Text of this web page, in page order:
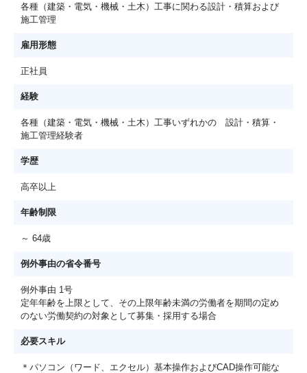
各種（建築・電気・機械・土木）工事に関わる設計・積算および
施工管理
雇用形態
正社員
経験
各種（建築・電気・機械・土木）工事いずれかの 設計・積算・
施工管理経験者
学歴
高卒以上
年齢制限
～ 64歳
例外事由の省令番号
例外事由 1号
定年年齢を上限として、その上限年齢未満の労働者を期間の定め
のない労働契約の対象として募集・採用する場合
必要スキル
＊パソコン（ワード、エクセル）基本操作およびCAD操作可能な